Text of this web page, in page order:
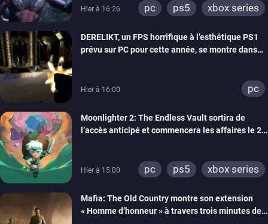
Hier à 16:26 pc ps5 xbox series
DERELIKT, un FPS horrifique à l’esthétique PS1
prévu sur PC pour cette année, se montre dans
Hier à 16:00 pc
Moonlighter 2: The Endless Vault sortira de
l’accès anticipé et commencera les affaires le 2
Hier à 15:00 pc ps5 xbox series
Mafia: The Old Country montre son extension
« Homme d’honneur » à travers trois minutes de